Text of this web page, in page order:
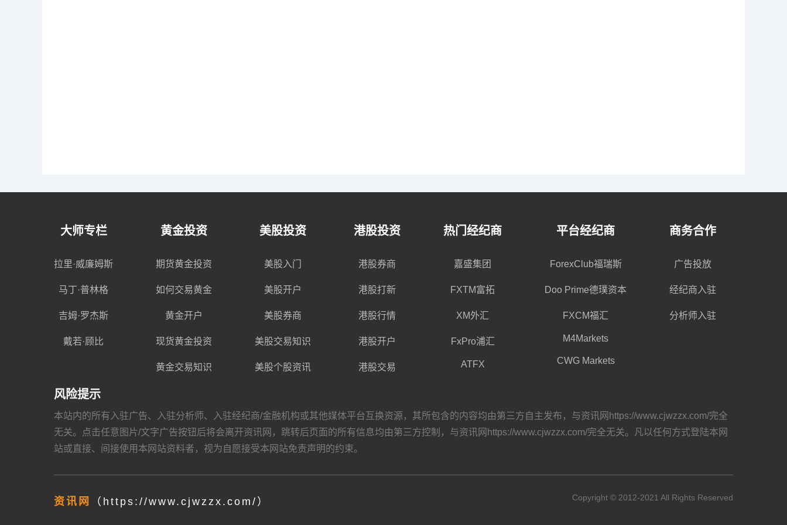
大师专栏
拉里·威廉姆斯
马丁·普林格
吉姆·罗杰斯
戴若·顾比
黄金投资
期货黄金投资
如何交易黄金
黄金开户
现货黄金投资
黄金交易知识
美股投资
美股入门
美股开户
美股券商
美股交易知识
美股个股资讯
港股投资
港股券商
港股打新
港股行情
港股开户
港股交易
热门经纪商
嘉盛集团
FXTM富拓
XM外汇
FxPro浦汇
ATFX
平台经纪商
ForexClub福瑞斯
Doo Prime德璞资本
FXCM福汇
M4Markets
CWG Markets
商务合作
广告投放
经纪商入驻
分析师入驻
风险提示
本站内的所有入驻广告、入驻分析师、入驻经纪商/金融机构或其他媒体平台互换资源，其所包含的内容均由第三方自主发布，与资讯网https://www.cjwzzx.com/完全
无关。点击任意图片/文字广告按钮后将会离开资讯网，跳转后页面的所有信息均由第三方控制，与资讯网https://www.cjwzzx.com/完全无关。凡以任何方式登陆本网
站或直接、间接使用本网站资料者，视为自愿接受本网站免责声明的约束。
资讯网 （https://www.cjwzzx.com/） Copyright © 2012-2021 All Rights Reserved